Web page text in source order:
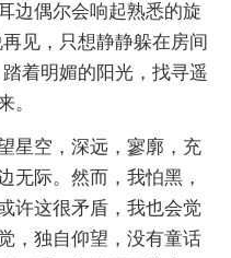
边偶尔会响起熟悉的旋
见，只想静静躲在房间
着明媚的阳光，找寻遥
。
空，深远，寥廓，充
无际。然而，我怕黑，
许这很矛盾，我也会觉
，独自仰望，没有童话